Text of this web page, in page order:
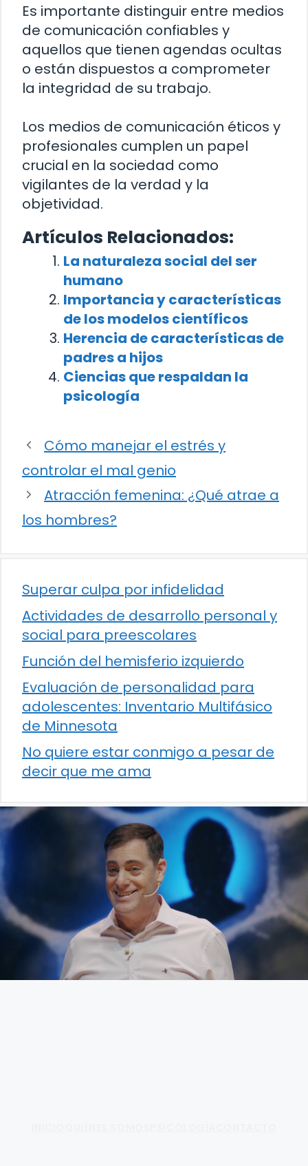
Es importante distinguir entre medios
de comunicación confiables y
aquellos que tienen agendas ocultas
o están dispuestos a comprometer
la integridad de su trabajo.
Los medios de comunicación éticos y
profesionales cumplen un papel
crucial en la sociedad como
vigilantes de la verdad y la
objetividad.
Artículos Relacionados:
La naturaleza social del ser
humano
Importancia y características
de los modelos científicos
Herencia de características de
padres a hijos
Ciencias que respaldan la
psicología
Cómo manejar el estrés y
controlar el mal genio
Atracción femenina: ¿Qué atrae a
los hombres?
Superar culpa por infidelidad
Actividades de desarrollo personal y
social para preescolares
Función del hemisferio izquierdo
Evaluación de personalidad para
adolescentes: Inventario Multifásico
de Minnesota
No quiere estar conmigo a pesar de
decir que me ama